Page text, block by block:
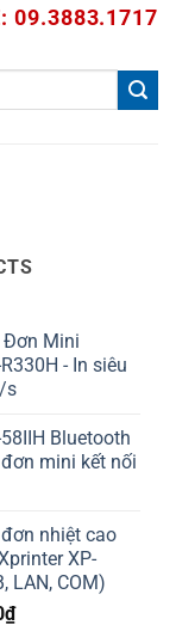
09.3883.1717
Đơn Mini
- In siêu
s
Bluetooth
mini kết nối
nhiệt cao
XP-
LAN, COM)
₫